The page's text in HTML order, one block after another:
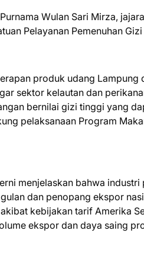
Wulan Sari Mirza,
Pelayanan Pemenuhan Gizi
produk udang Lampung
sektor kelautan dan
bernilai gizi tinggi yang
pelaksanaan Program
menjelaskan bahwa
dan penopang ekspor
kebijakan tarif Amerika
ekspor dan daya saing